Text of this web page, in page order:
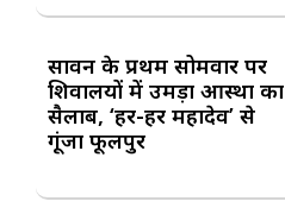
सावन के प्रथम सोमवार पर
शिवालयों में उमड़ा आस्था का
सैलाब, ‘हर-हर महादेव’ से
गूंजा फूलपुर